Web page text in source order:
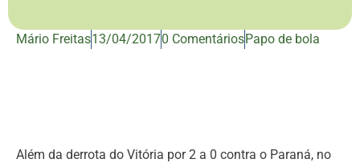
Mário Freitas13/04/20170 ComentáriosPapo de bola
Além da derrota do Vitória por 2 a 0 contra o Paraná, no